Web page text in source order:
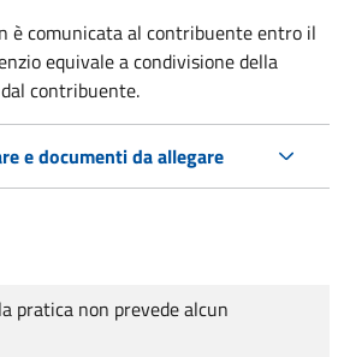
è comunicata al contribuente entro il
equivale a condivisione della
contribuente.
e documenti da allegare
pratica non prevede alcun